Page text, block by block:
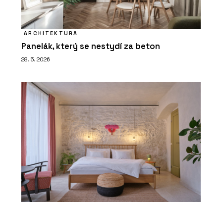
ARCHITEKTURA
Panelák, který se nestydí za beton
28. 5. 2026